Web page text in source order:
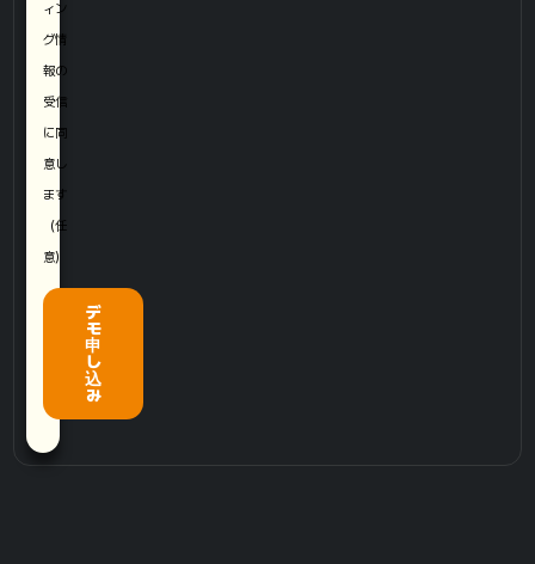
ィン
グ情
報の
受信
に同
意し
ます
（任
意）
デ
モ
申
し
込
み